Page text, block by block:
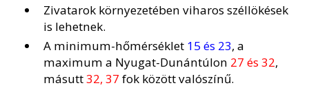
Zivatarok környezetében viharos széllökések
is lehetnek.
A minimum-hőmérséklet 15 és 23, a
maximum a Nyugat-Dunántúlon 27 és 32,
másutt32, 37 fok között valószínű.